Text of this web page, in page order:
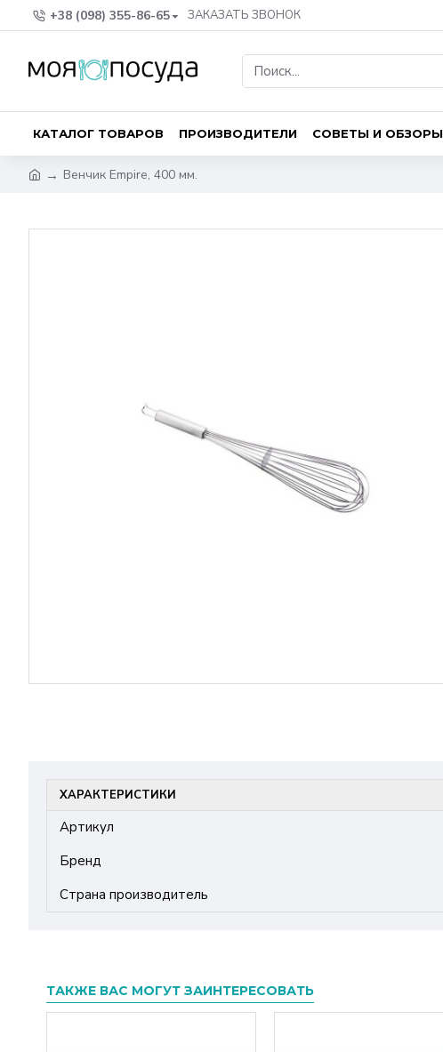
+38 (098) 355-86-65 ЗАКАЗАТЬ ЗВОНОК
КАТАЛОГ ТОВАРОВ ПРОИЗВОДИТЕЛИ СОВЕТЫ И ОБЗОРЫ
Венчик Empire, 400 мм.
ХАРАКТЕРИСТИКИ
Артикул
Бренд
Страна производитель
ТАКЖЕ ВАС МОГУТ ЗАИНТЕРЕСОВАТЬ